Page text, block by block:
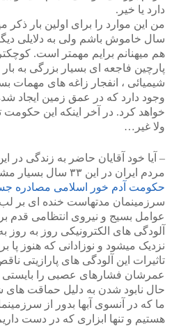
دارد یا خیر.
من این موارد را برای اولین بار ذکر
سال خاموش باشم ولی به دلایلی
هم میهنانم برایم مهمتر است.
پارچین فاجعه ای بسیار بزرگی به
شیمیائی ، انفجار زاغه های مهمات
وجود دارد که در عمق زمین ایجاد
خواهد کرد. در آخر اینکه این حکومت
ولا غیر…
– آیا خود آقایان حاضر به زندگی در
مردم ایران در این ۳۳ سال بسیار مشقتها کشیدند،
حکومت آدم خور اسلامی مصادره
سرزمینمان مدتهاست خنده ای بر
عوامل بسیج و نیروی انتظامی قدم بر
آلودگی های الکترونیکی روز به روز
نزدیک میشود و نوزادانی که هنوز پا
تاثیرات این آلودگی های پارازیتی
عمرشان فشارهای عصبی را بایستی
حال نابود شدن به دلیل حماقت
ما که در آنسوی آبها بدور از
هستیم و تنها ابزاری که در دست